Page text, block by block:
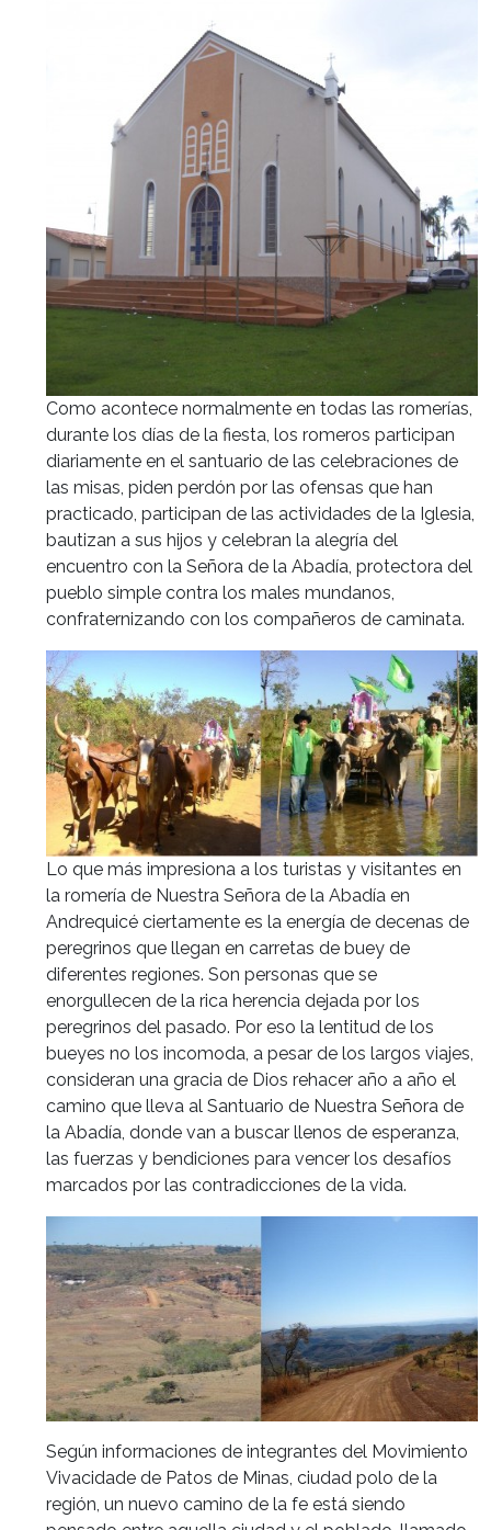
Como acontece normalmente en todas las romerías,
durante los días de la fiesta, los romeros participan
diariamente en el santuario de las celebraciones de
las misas, piden perdón por las ofensas que han
practicado, participan de las actividades de la Iglesia,
bautizan a sus hijos y celebran la alegría del
encuentro con la Señora de la Abadía, protectora del
pueblo simple contra los males mundanos,
confraternizando con los compañeros de caminata.
Lo que más impresiona a los turistas y visitantes en
la romería de Nuestra Señora de la Abadía en
Andrequicé ciertamente es la energía de decenas de
peregrinos que llegan en carretas de buey de
diferentes regiones. Son personas que se
enorgullecen de la rica herencia dejada por los
peregrinos del pasado. Por eso la lentitud de los
bueyes no los incomoda, a pesar de los largos viajes,
consideran una gracia de Dios rehacer año a año el
camino que lleva al Santuario de Nuestra Señora de
la Abadía, donde van a buscar llenos de esperanza,
las fuerzas y bendiciones para vencer los desafíos
marcados por las contradicciones de la vida.
Según informaciones de integrantes del Movimiento
Vivacidade de Patos de Minas, ciudad polo de la
región, un nuevo camino de la fe está siendo